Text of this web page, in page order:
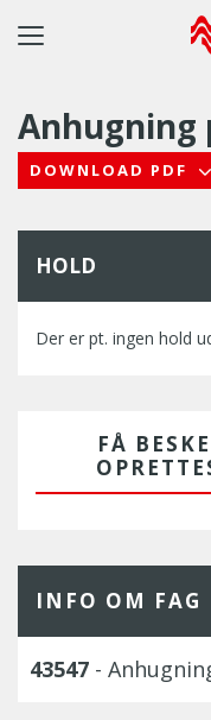
Toggle
Anhugning
DOWNLOAD PDF
HOLD
Der er pt. ingen hold
FÅ
INFO OM FAG
43547 -